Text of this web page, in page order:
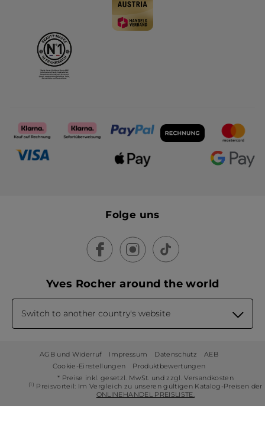
Folge uns
Yves Rocher around the world
Switch to another country's website
AGB und Widerruf Impressum Datenschutz
AEB
Cookie-Einstellungen
Produktbewertungen
* Preise inkl. gesetzl. MwSt. und zzgl. Versandkosten
(1) Preisvorteil: Im Vergleich zu unseren gültigen Katalog-Preisen der
ONLINEHANDEL PREISLISTE.